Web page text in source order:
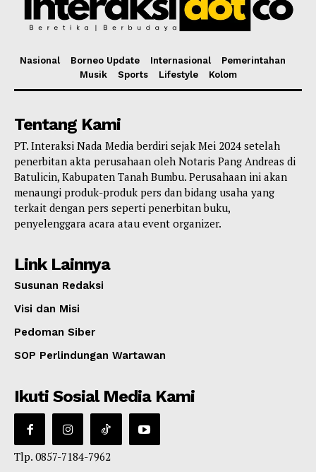
Nasional Borneo Update Internasional
Pemerintahan
Musik
Sports Lifestyle Kolom
Tentang Kami
PT. Interaksi Nada Media berdiri sejak Mei 2024 setelah
penerbitan akta perusahaan oleh Notaris Pang Andreas di
Batulicin, Kabupaten Tanah Bumbu. Perusahaan ini akan
menaungi produk-produk pers dan bidang usaha yang
terkait dengan pers seperti penerbitan buku,
penyelenggara acara atau event organizer.
Link Lainnya
Susunan Redaksi
Visi dan Misi
Pedoman Siber
SOP Perlindungan Wartawan
Ikuti Sosial Media Kami
Tlp. 0857-7184-7962